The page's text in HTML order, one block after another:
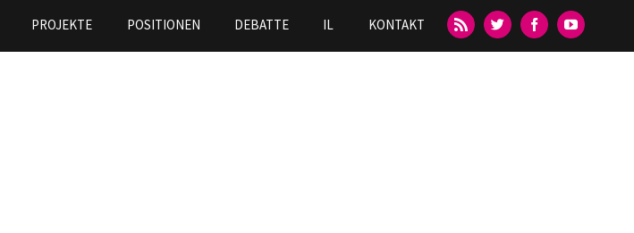
PROJEKTE POSITIONEN DEBATTE IL KONTAKT